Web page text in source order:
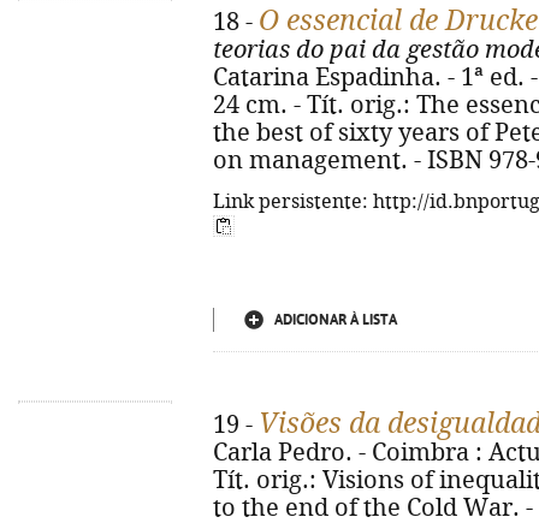
18 - O essencial de
teorias do pai da gestão
Catarina Espadinha. - 1ª ed.
24 cm. - Tít. orig.: The
the best of sixty years of
on management. - ISBN 978-
Link persistente: http://
ADICIONAR À LISTA
19 - Visões da
Carla Pedro. - Coimbra :
Tít. orig.: Visions of
to the end of the Cold War. -